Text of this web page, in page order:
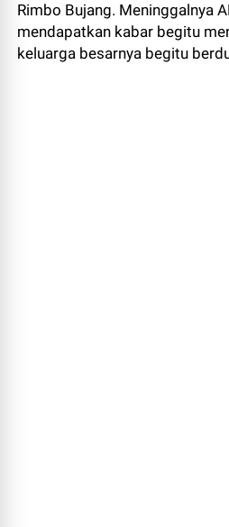
Rimbo Bujang. Meninggalnya
mendapatkan kabar begitu
keluarga besarnya begitu